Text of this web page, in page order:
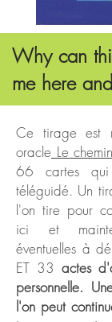
Why can
me here
Ce tirage est
oracle Le
66 cartes qui
téléguidé. Un
l'on tire pour
ici et
éventuelles à
ET 33 actes
personnelle.
l'on peut